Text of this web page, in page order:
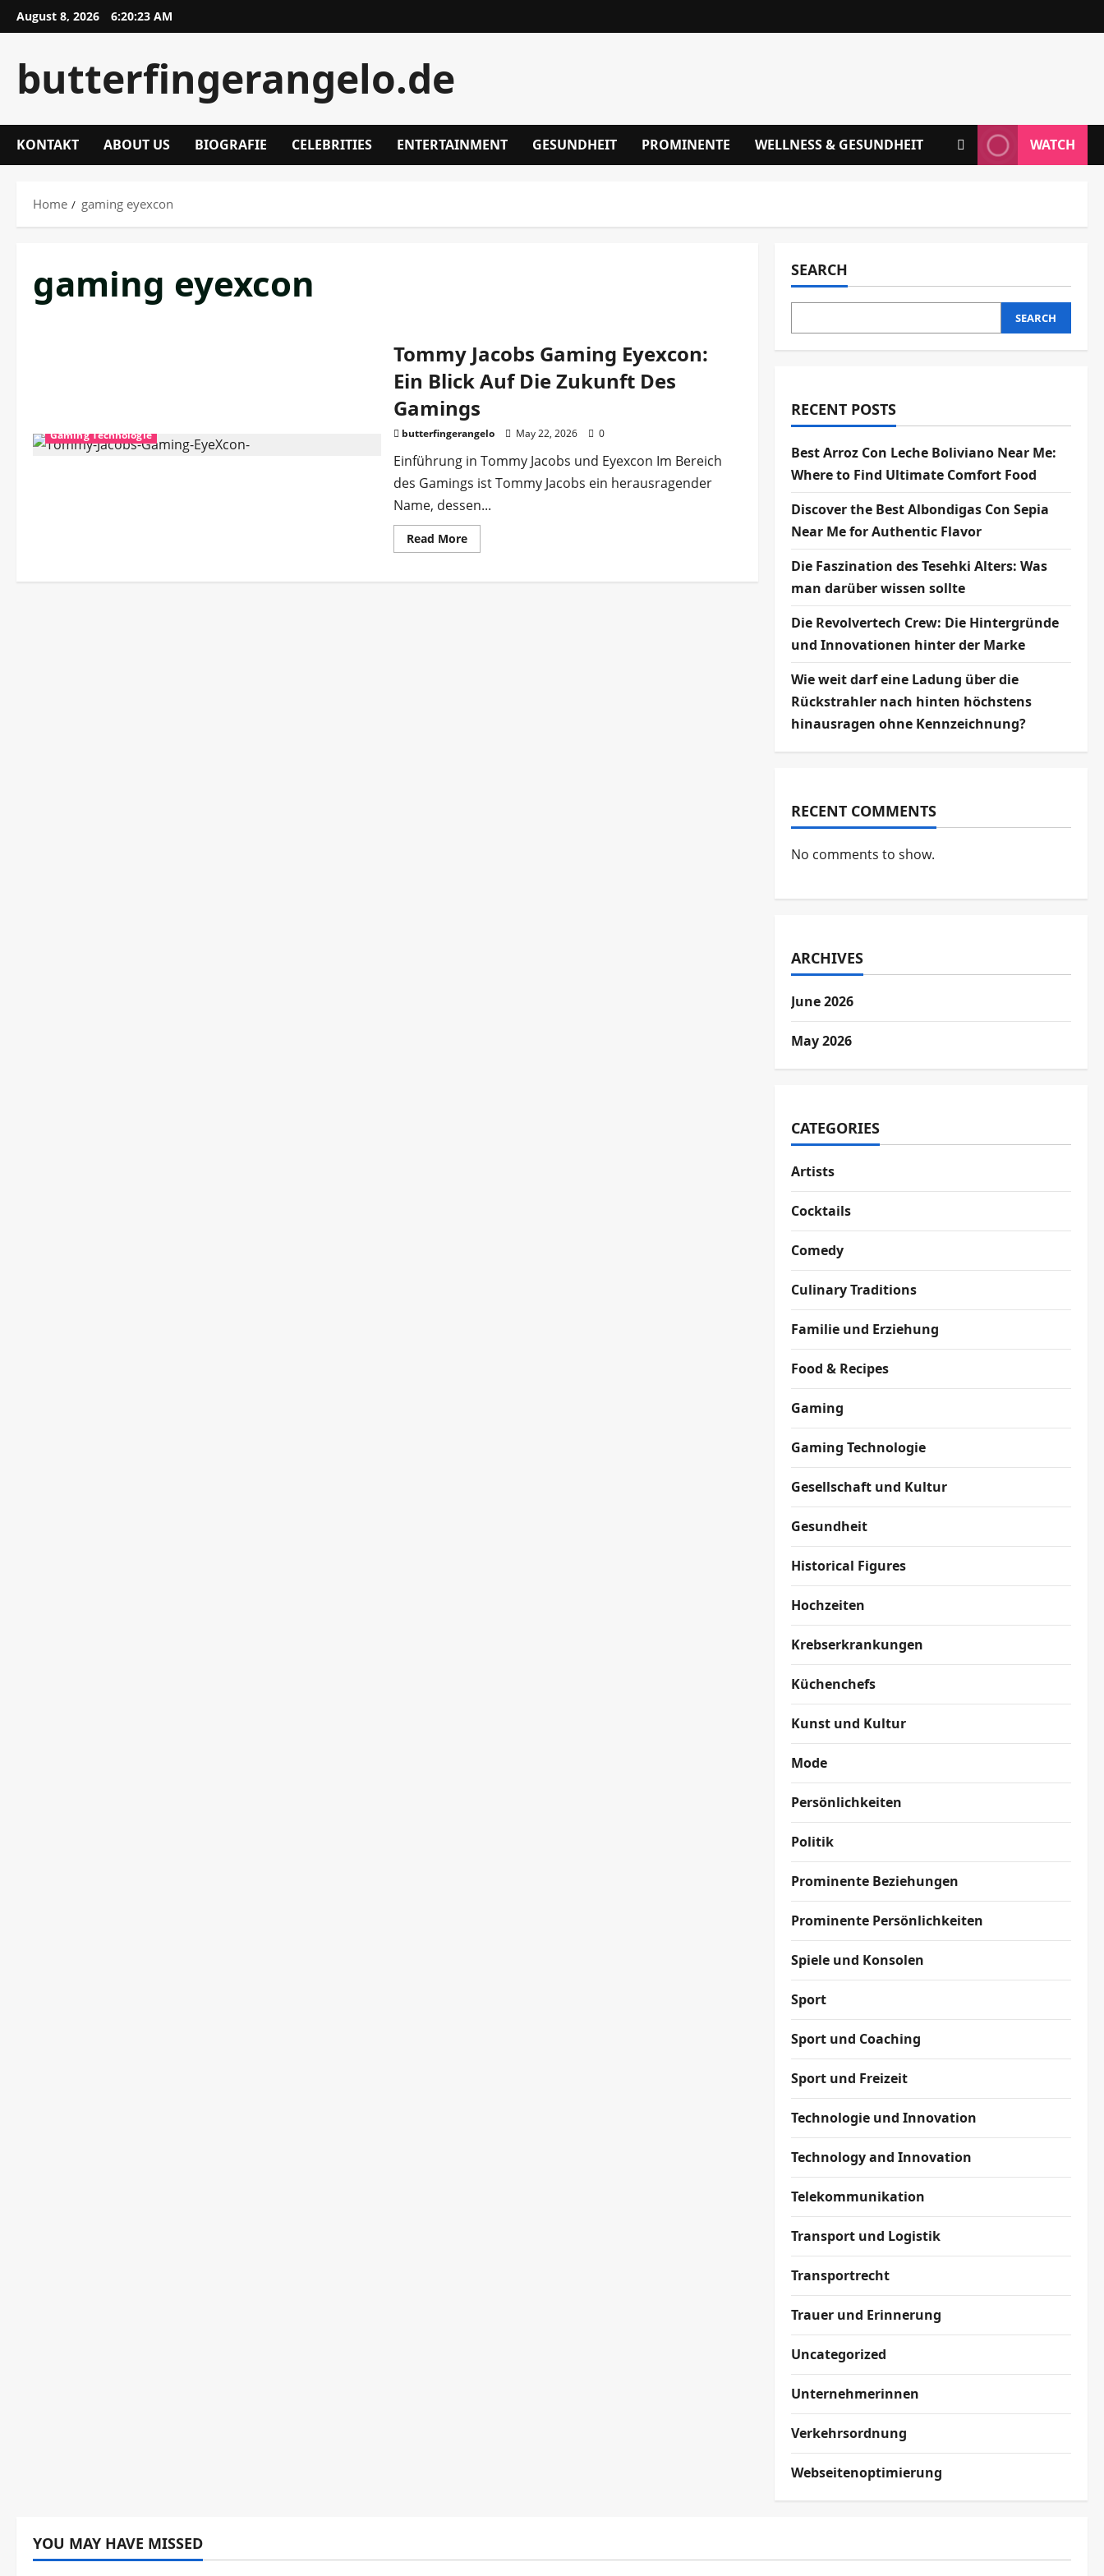
Skip
to
August 8, 2026 6:20:24 AM
butterfingerangelo.de
KONTAKT ABOUT US BIOGRAFIE CELEBRITIES ENTERTAINMENT GESUNDHEIT PROMINENTE WELLNESS & GESUNDHEIT WATCH
Home gaming eyexcon
gaming eyexcon
Gaming Technologie
Tommy Jacobs Gaming Eyexcon:
Ein Blick Auf Die Zukunft Des
Gamings
butterfingerangelo May 22, 2026 0
Einführung in Tommy Jacobs und Eyexcon Im Bereich
des Gamings ist Tommy Jacobs ein herausragender
Name, dessen...
Read MoreRead
more
Jacobs
SEARCH
SEARCH
RECENT POSTS
Best Arroz Con Leche Boliviano Near Me:
Where to Find Ultimate Comfort Food
Discover the Best Albondigas Con Sepia
Near Me for Authentic Flavor
Die Faszination des Tesehki Alters: Was
man darüber wissen sollte
Die Revolvertech Crew: Die Hintergründe
und Innovationen hinter der Marke
Wie weit darf eine Ladung über die
Rückstrahler nach hinten höchstens
hinausragen ohne Kennzeichnung?
RECENT COMMENTS
No comments to show.
ARCHIVES
June 2026
May 2026
CATEGORIES
Artists
Cocktails
Comedy
Culinary Traditions
Familie und Erziehung
Food & Recipes
Gaming
Gaming Technologie
Gesellschaft und Kultur
Gesundheit
Historical Figures
Hochzeiten
Krebserkrankungen
Küchenchefs
Kunst und Kultur
Mode
Persönlichkeiten
Politik
Prominente Beziehungen
Prominente Persönlichkeiten
Spiele und Konsolen
Sport
Sport und Coaching
Sport und Freizeit
Technologie und Innovation
Technology and Innovation
Telekommunikation
Transport und Logistik
Transportrecht
Trauer und Erinnerung
Uncategorized
Unternehmerinnen
Verkehrsordnung
Webseitenoptimierung
YOU MAY HAVE MISSED